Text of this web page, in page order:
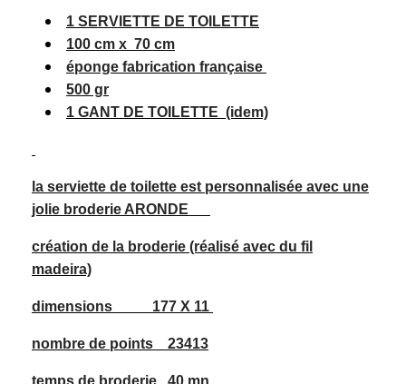
1 SERVIETTE DE TOILETTE
100 cm x 70 cm
éponge fabrication française
500 gr
1 GANT DE TOILETTE (idem)
la serviette de toilette est personnalisée avec une
jolie broderie ARONDE
création de la broderie (réalisé avec du fil
madeira)
dimensions 177 X 11
nombre de points 23413
temps de broderie 40 mn